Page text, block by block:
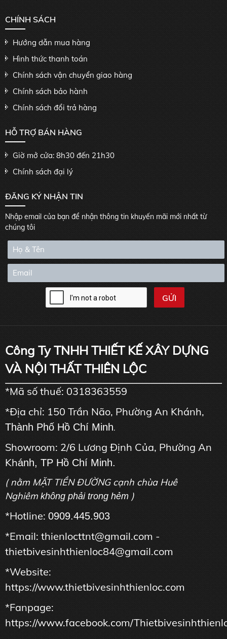
CHÍNH SÁCH
Hướng dẫn mua hàng
Hình thức thanh toán
Chính sách vận chuyển giao hàng
Chính sách bảo hành
Chính sách đổi trả hàng
HỖ TRỢ BÁN HÀNG
Giờ mở cửa: 8h30 đến 21h30
Chính sách đại lý
ĐĂNG KÝ NHẬN TIN
Nhập email của bạn để nhận thông tin khuyến mãi mới nhất từ
chúng tôi
Công Ty TNHH THIẾT KẾ XÂY DỰNG
VÀ NỘI THẤT THIÊN LỘC
*Mã số thuế: 0318363559
*Địa chỉ: 150 Trần Não, Phường An Khánh,
Thành Phố Hồ Chí Minh.
Showroom: 2/6 Lương Định Của, Phường An
Khánh, TP Hồ Chí Minh.
( nằm MẶT TIỀN ĐƯỜNG cạnh chùa Huê
Nghiêm không phải trong hẻm )
*Hotline: 0909.445.903
*Email: thienlocttnt@gmail.com -
thietbivesinhthienloc84@gmail.com
*Website:
https://www.thietbivesinhthienloc.com
*Fanpage:
https://www.facebook.com/